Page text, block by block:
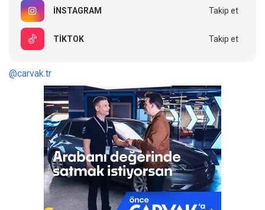
INSTAGRAM Takip et
TIKTOK Takip et
@carvak.tr